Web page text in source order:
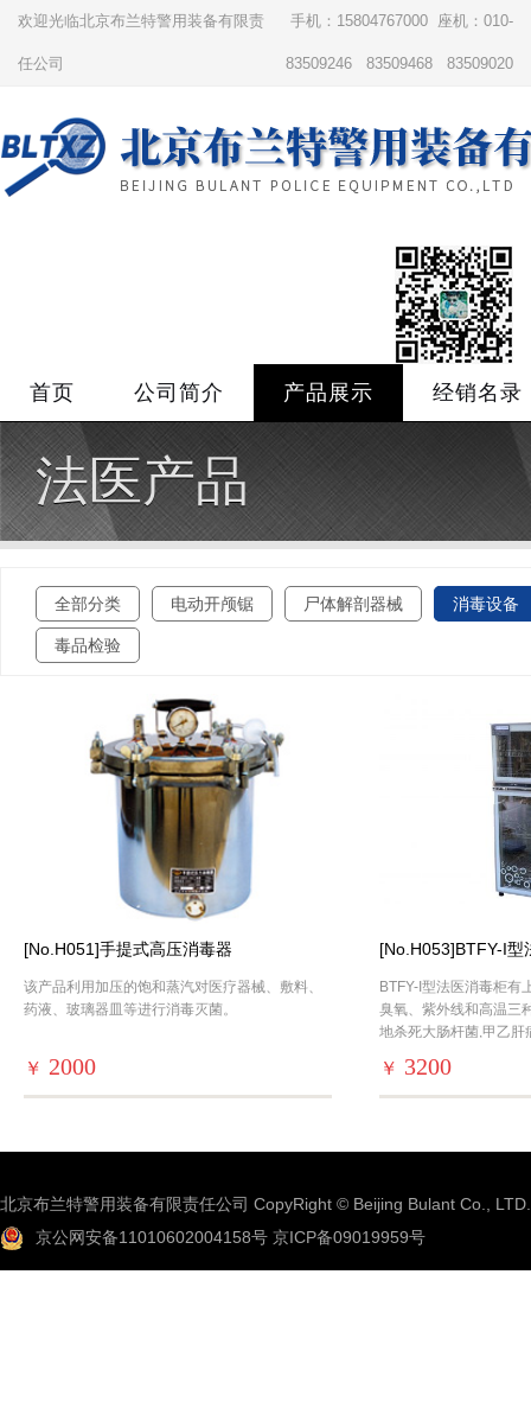
欢迎光临北京布兰特警用装备有限责
任公司
手机：15804767000 座机：010-
83509246 83509468 83509020
首页 公司简介 产品展示 经销名录
法医产品
全部分类 电动开颅锯 尸体解剖器械 消毒设备
毒品检验
[No.H051]手提式高压消毒器
该产品利用加压的饱和蒸汽对医疗器械、敷料、
药液、玻璃器皿等进行消毒灭菌。
￥ 2000
[No.H053]BTFY-I型
BTFY-I型法医消毒柜有
臭氧、紫外线和高温三
地杀死大肠杆菌,甲乙
￥ 3200
北京布兰特警用装备有限责任公司 CopyRight © Beijing Bulant Co., LTD.
京公网安备11010602004158号 京ICP备09019959号